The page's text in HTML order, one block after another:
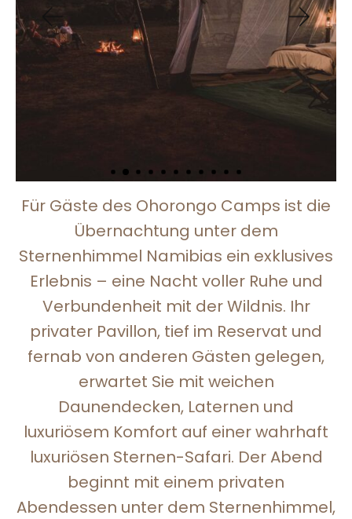
Für Gäste des Ohorongo Camps ist die
Übernachtung unter dem
Sternenhimmel Namibias ein exklusives
Erlebnis – eine Nacht voller Ruhe und
Verbundenheit mit der Wildnis. Ihr
privater Pavillon, tief im Reservat und
fernab von anderen Gästen gelegen,
erwartet Sie mit weichen
Daunendecken, Laternen und
luxuriösem Komfort auf einer wahrhaft
luxuriösen Sternen-Safari. Der Abend
beginnt mit einem privaten
Abendessen unter dem Sternenhimmel,